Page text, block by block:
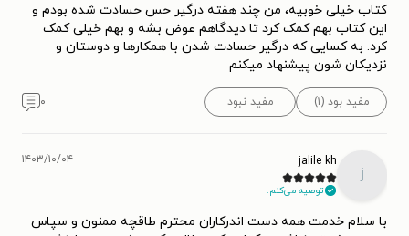
کتاب خیلی خوبیه، من چند هفته درگیر حس حسادت شده بودم و
این کتاب بهم کمک کرد تا دیدگاهم عوض بشه و بهم خیلی کمک
کرد. به کسایی که درگیر حسادت شدن با همکارها و دوستان و
نزدیکان شون پیشنهاد میکنم
مفید بود (۱) مفید نبود ۰
j
jalile kh
توصیه می‌کنم.
۱۴۰۳/۱۰/۰۴
با سلام خدمت همه دست اندرکاران محترم طاقچه ممنون و سپاس